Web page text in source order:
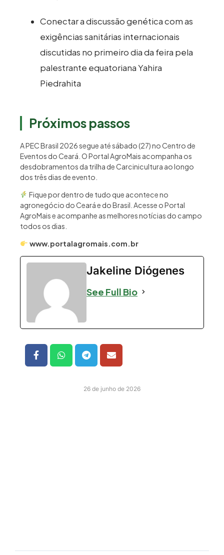
Conectar a discussão genética com as
exigências sanitárias internacionais
discutidas no primeiro dia da feira pela
palestrante equatoriana Yahira
Piedrahita
Próximos passos
A PEC Brasil 2026 segue até sábado (27) no Centro de
Eventos do Ceará. O Portal AgroMais acompanha os
desdobramentos da trilha de Carcinicultura ao longo
dos três dias de evento.
Fique por dentro de tudo que acontece no
agronegócio do Ceará e do Brasil. Acesse o Portal
AgroMais e acompanhe as melhores notícias do campo
todos os dias.
www.portalagromais.com.br
Jakeline Diógenes
See Full Bio
26 de junho de 2026